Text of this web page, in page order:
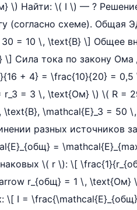
\) Найти: \( I \) — ?
(согласно схеме).
= 10 \, \text{В} \] Общее
Сила тока по закону Ома
+ 4} = \frac{10}{20} =
r_3 = 3 \, \text{Ом} \) \( R =
\text{В}, \mathcal{E}_3 =
разных источников
=
\( r \): \[
r_{общ} = 1 \, \text{Ом}
\[ I =